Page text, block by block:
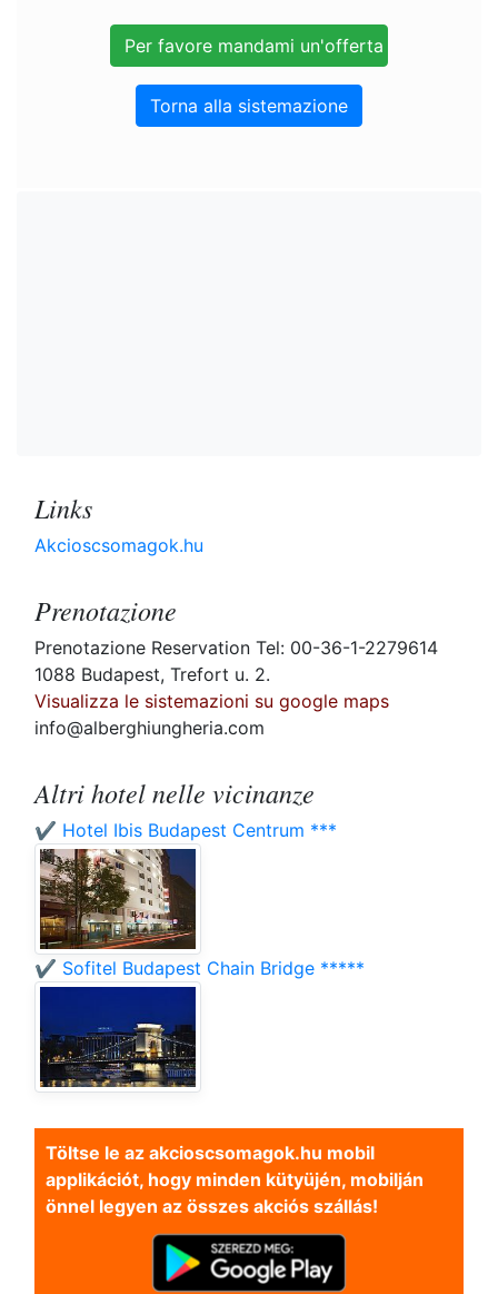
Torna alla sistemazione
Links
Akcioscsomagok.hu
Prenotazione
Prenotazione Reservation Tel: 00-36-1-2279614
1088 Budapest, Trefort u. 2.
Visualizza le sistemazioni su google maps
info@alberghiungheria.com
Altri hotel nelle vicinanze
✔️ Hotel Ibis Budapest Centrum ***
✔️ Sofitel Budapest Chain Bridge *****
Töltse le az akcioscsomagok.hu mobil
applikációt, hogy minden kütyüjén, mobilján
önnel legyen az összes akciós szállás!